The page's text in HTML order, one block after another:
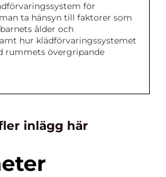
för
ta hänsyn till faktorer som
ålder och
hur klädförvaringssystemet
rummets övergripande
inlägg här